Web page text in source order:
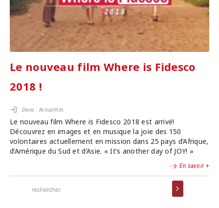
Le nouveau film Where is Fidesco
2018 !
Dans :Actualités
Le nouveau film Where is Fidesco 2018 est arrivé!
Découvrez en images et en musique la joie des 150
volontaires actuellement en mission dans 25 pays d’Afrique,
d’Amérique du Sud et d’Asie. « It’s another day of JOY! »
En savoir +